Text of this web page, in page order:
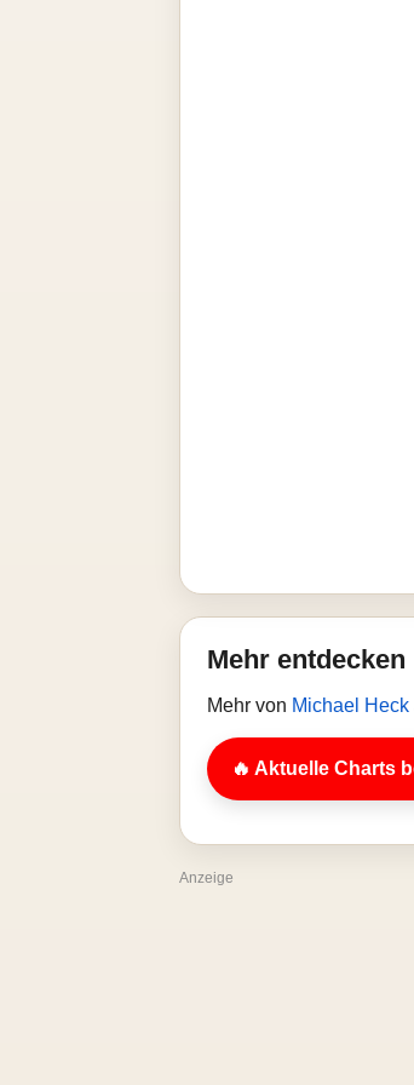
Mehr entdecken
Mehr von Michael Heck
🔥 Aktuelle Charts
Anzeige